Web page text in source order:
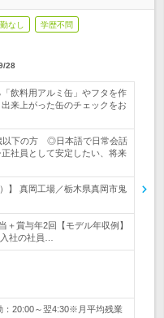
なし 学歴不問
28
飲料用アルミ缶」やフタを作
来上がった缶のチェックをお
以下の方 ◎日本語で日常会話
員として安定したい、将来
】 真岡工場／栃木県真岡市鬼
＋賞与年2回【モデル年収例】
社の社員…
：20:00～翌4:30※月平均残業